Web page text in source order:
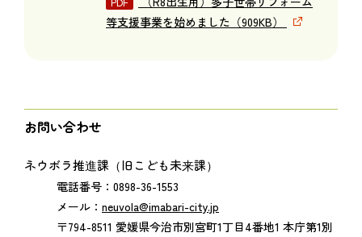
等支援事業を始めました（909KB）
お問い合わせ
ネウボラ推進課（旧こども未来課）
電話番号：0898-36-1553
メール： neuvola@imabari-city.jp
〒794-8511 愛媛県今治市別宮町1丁目4番地1 本庁第1別